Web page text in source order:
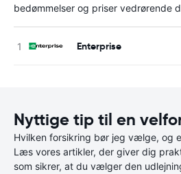
bedømmelser og priser vedrørende
Enterprise
Nyttige tip til en
Hvilken forsikring bør jeg vælge, og
Læs vores artikler, der giver dig
som sikrer, at du vælger den